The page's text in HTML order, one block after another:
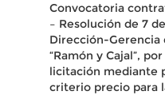
Convocatoria
– Resolución de 7
Dirección-
“Ramón y Cajal”,
licitación mediante
criterio precio para